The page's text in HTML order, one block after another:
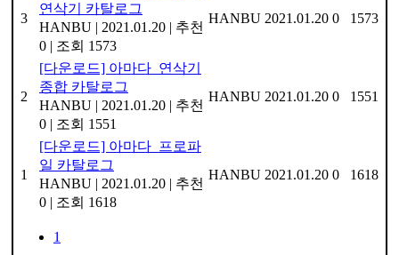
3
연삭기 카탈로그
HANBU | 2021.01.20 | 추천
0 | 조회 1573
HANBU 2021.01.20 0 1573
2
[다운로드] 아마다_연삭기
종합 카탈로그
HANBU | 2021.01.20 | 추천
0 | 조회 1551
HANBU 2021.01.20 0 1551
1
[다운로드] 아마다_프로파
일 카탈로그
HANBU | 2021.01.20 | 추천
0 | 조회 1618
HANBU 2021.01.20 0 1618
1